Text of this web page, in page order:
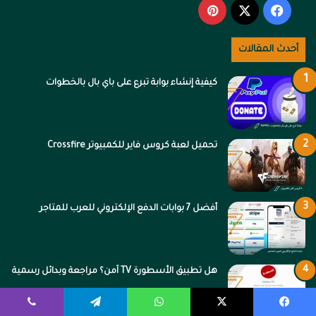
فيسبوك بينتيريست
أحدث المقالات
كيفية إنشاء بوابة تبرع على باي بال بالخطوات
تحميل لعبة كروس فاير للكمبيوتر Crossfire
أفضل 7 بوابات الدفع الإلكتروني للعرب للمتاجر
هل تطبيق الأسطورة TV آمن؟ مراجعة وبدائل رسمية